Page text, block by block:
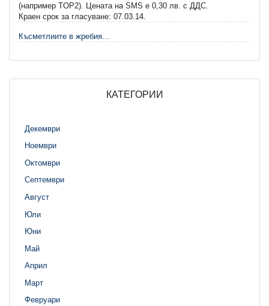
(например TOP2). Цената на SMS e 0,30 лв. с ДДС.
Краен срок за гласуване: 07.03.14.
Късметлиите в жребия...
КАТЕГОРИИ
Декември
Ноември
Октомври
Септември
Август
Юли
Юни
Май
Април
Март
Февруари